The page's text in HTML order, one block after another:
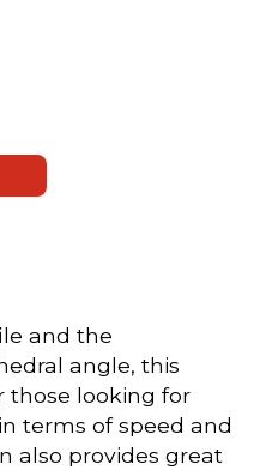
and the
angle, this
those looking for
terms of speed and
also provides great